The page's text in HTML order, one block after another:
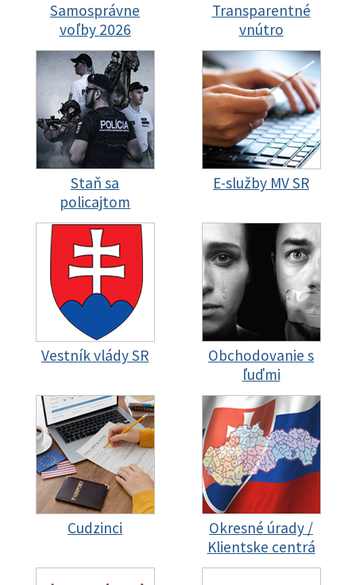
Samosprávne
voľby 2026
Transparentné
vnútro
Staň sa
policajtom
E-služby MV SR
Vestník vlády SR
Obchodovanie s
ľuďmi
Cudzinci
Okresné úrady /
Klientske centrá